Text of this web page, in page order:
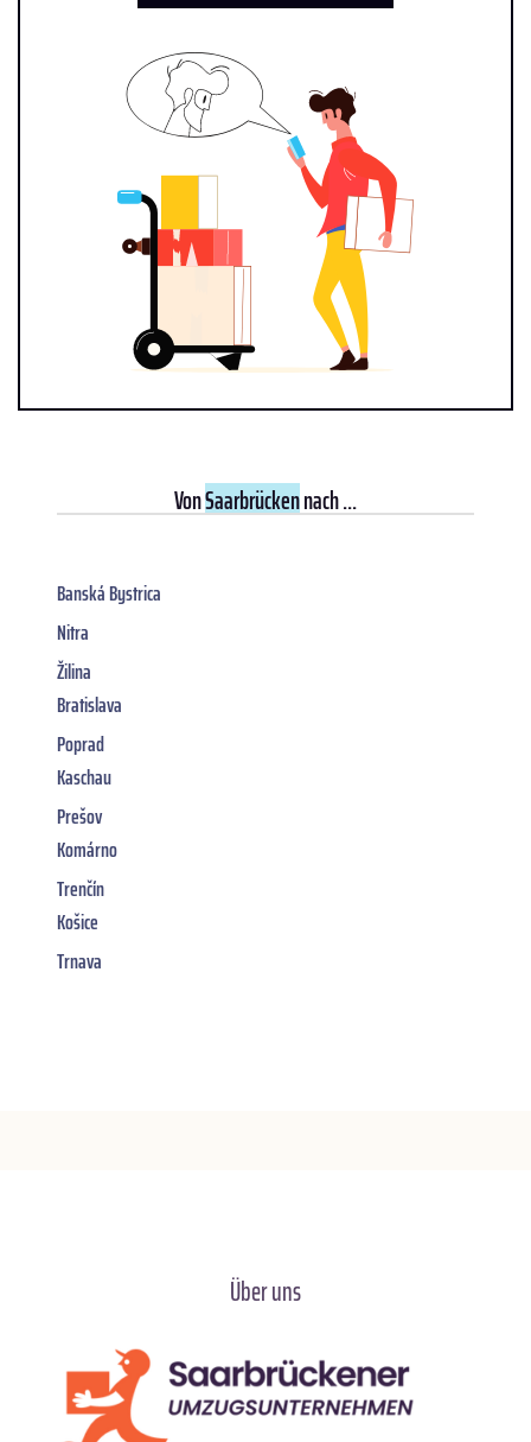
VonSaarbrückennach ...
Banská Bystrica
Nitra
Žilina
Bratislava
Poprad
Kaschau
Prešov
Komárno
Trenčín
Košice
Trnava
Über uns